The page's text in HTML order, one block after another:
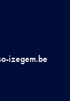
izegem.be